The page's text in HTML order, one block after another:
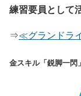
練習要員として
⇒≪グランドラ
金スキル「鋭脚一閃